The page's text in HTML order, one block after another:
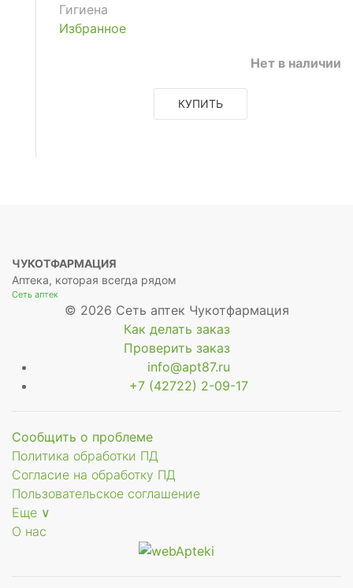
Гигиена
Избранное
Нет в наличии
КУПИТЬ
ЧУКОТФАРМАЦИЯ
Аптека, которая всегда рядом
Сеть аптек
© 2026 Сеть аптек Чукотфармация
Как делать заказ
Проверить заказ
info@apt87.ru
+7 (42722) 2-09-17
Сообщить о проблеме
Политика обработки ПД
Согласие на обработку ПД
Пользовательское соглашение
Еще ∨
О нас